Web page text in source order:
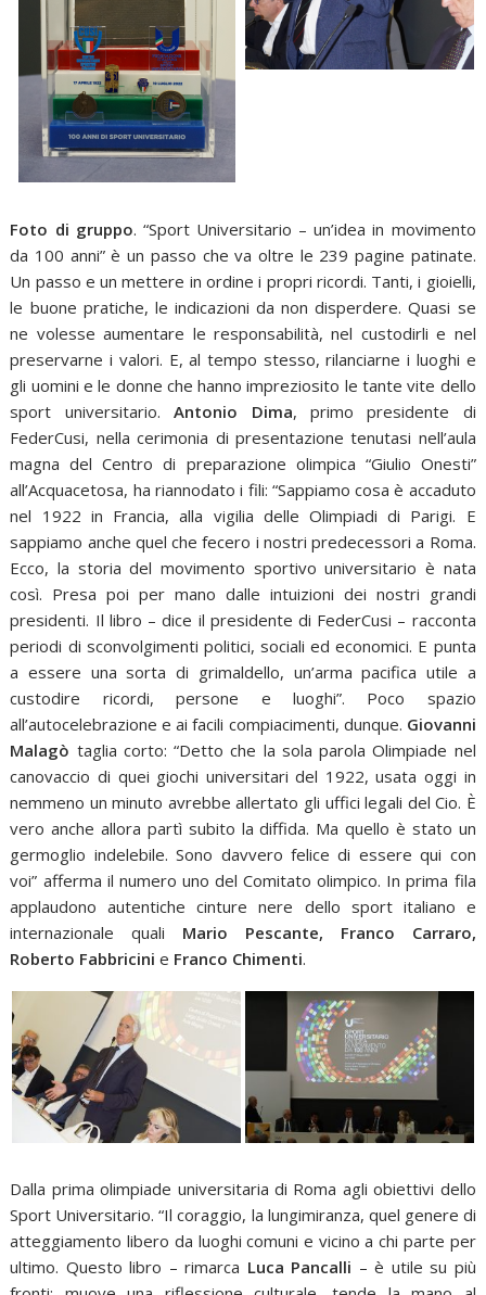
Foto di gruppo. “Sport Universitario – un’idea in movimento
da 100 anni” è un passo che va oltre le 239 pagine patinate.
Un passo e un mettere in ordine i propri ricordi. Tanti, i gioielli,
le buone pratiche, le indicazioni da non disperdere. Quasi se
ne volesse aumentare le responsabilità, nel custodirli e nel
preservarne i valori. E, al tempo stesso, rilanciarne i luoghi e
gli uomini e le donne che hanno impreziosito le tante vite dello
sport universitario.Antonio Dima, primo presidente di
FederCusi, nella cerimonia di presentazione tenutasi nell’aula
magna del Centro di preparazione olimpica “Giulio Onesti”
all’Acquacetosa, ha riannodato i fili: “Sappiamo cosa è accaduto
nel 1922 in Francia, alla vigilia delle Olimpiadi di Parigi. E
sappiamo anche quel che fecero i nostri predecessori a Roma.
Ecco, la storia del movimento sportivo universitario è nata
così. Presa poi per mano dalle intuizioni dei nostri grandi
presidenti. Il libro – dice il presidente di FederCusi – racconta
periodi di sconvolgimenti politici, sociali ed economici. E punta
a essere una sorta di grimaldello, un’arma pacifica utile a
custodire ricordi, persone e luoghi”. Poco spazio
all’autocelebrazione e ai facili compiacimenti, dunque. Giovanni
Malagò taglia corto: “Detto che la sola parola Olimpiade nel
canovaccio di quei giochi universitari del 1922, usata oggi in
nemmeno un minuto avrebbe allertato gli uffici legali del Cio. È
vero anche allora partì subito la diffida. Ma quello è stato un
germoglio indelebile. Sono davvero felice di essere qui con
voi” afferma il numero uno del Comitato olimpico. In prima fila
applaudono autentiche cinture nere dello sport italiano e
internazionale quali Mario Pescante, Franco Carraro,
Roberto Fabbricini e Franco Chimenti.
Dalla prima olimpiade universitaria di Roma agli obiettivi dello
Sport Universitario. “Il coraggio, la lungimiranza, quel genere di
atteggiamento libero da luoghi comuni e vicino a chi parte per
ultimo. Questo libro – rimarca Luca Pancalli – è utile su più